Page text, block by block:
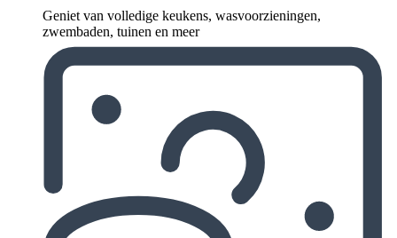
Geniet van volledige keukens, wasvoorzieningen,
zwembaden, tuinen en meer